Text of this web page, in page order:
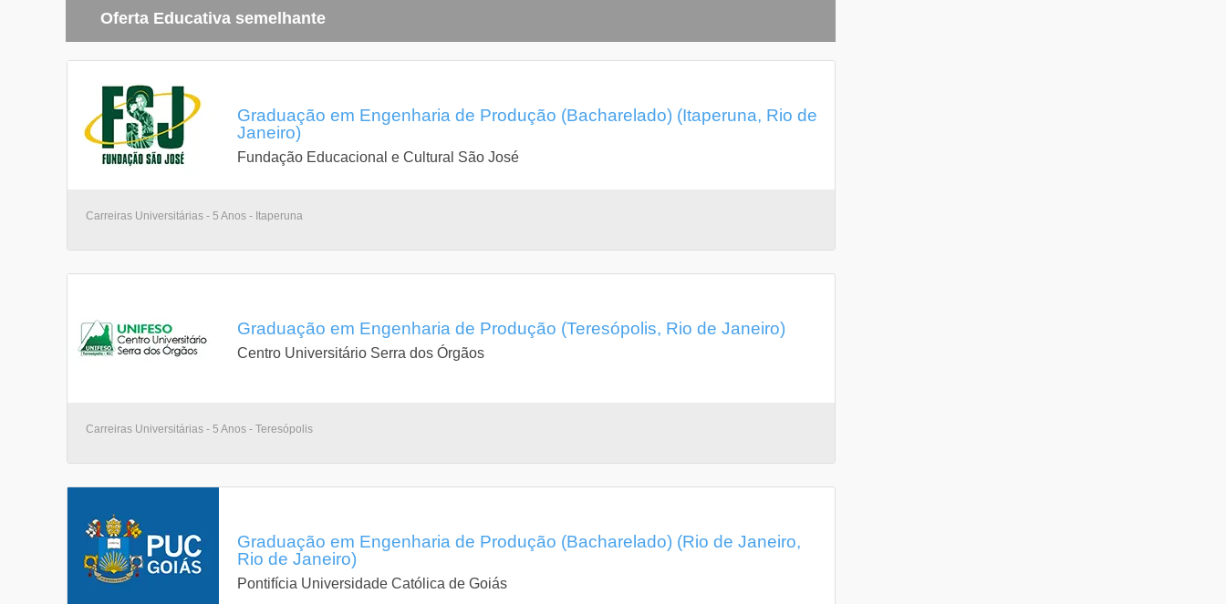
Trabalho de conclusão de curso
Oferta Educativa semelhante
Graduação em Engenharia de Produção (Bacharelado) (Itaperuna, Rio de
Janeiro)
Fundação Educacional e Cultural São José
Carreiras Universitárias - 5 Anos - Itaperuna
Graduação em Engenharia de Produção (Teresópolis, Rio de Janeiro)
Centro Universitário Serra dos Órgãos
Carreiras Universitárias - 5 Anos - Teresópolis
Graduação em Engenharia de Produção (Bacharelado) (Rio de Janeiro,
Rio de Janeiro)
Pontifícia Universidade Católica de Goiás